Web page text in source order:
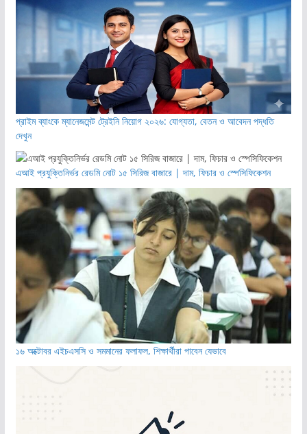
প্রাইম ব্যাংকে ম্যানেজমেন্ট ট্রেইনি নিয়োগ ২০২৬: যোগ্যতা, বেতন ও আবেদন পদ্ধতি
দেখুন
এআই প্রযুক্তিনির্ভর রেডমি নোট ১৫ সিরিজ বাজারে | দাম, ফিচার ও স্পেসিফিকেশন
১৬ অক্টোবর এইচএসসি ও সমমানের ফলাফল, শিক্ষার্থীরা পাবেন যেভাবে